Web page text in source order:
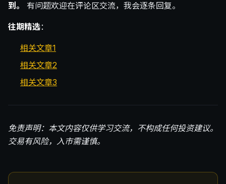
到。
有问题欢迎在评论区交流，我会逐条回复。
往期精选：
相关文章1
相关文章2
相关文章3
免责声明：本文内容仅供学习交流，不构成任何投资建议。
交易有风险，入市需谨慎。